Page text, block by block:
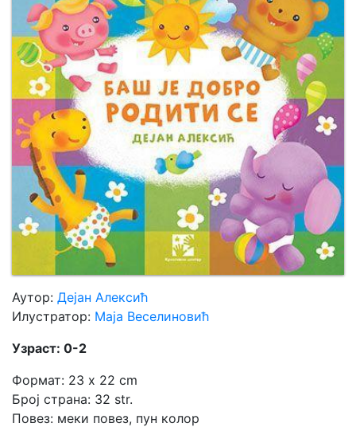
Мој
налог
Аутор: Дејан Алексић
Илустратор: Маја Веселиновић
Узраст: 0-2
Формат: 23 x 22 cm
Број страна: 32 str.
Повез: меки повез, пун колор